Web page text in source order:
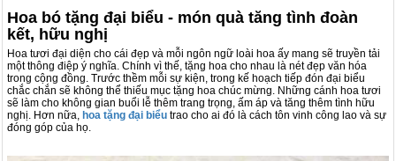
Hoa bó tặng đại biểu - món quà tăng tình đoàn
kết, hữu nghị
Hoa tươi đại diện cho cái đẹp và mỗi ngôn ngữ loài hoa ấy mang sẽ truyền tải
một thông điệp ý nghĩa. Chính vì thế, tặng hoa cho nhau là nét đẹp văn hóa
trong cộng đồng. Trước thềm mỗi sự kiện, trong kế hoạch tiếp đón đại biểu
chắc chắn sẽ không thể thiếu mục tặng hoa chúc mừng. Những cánh hoa tươi
sẽ làm cho không gian buổi lễ thêm trang trọng, ấm áp và tăng thêm tình hữu
nghị. Hơn nữa, hoa tặng đại biểu trao cho ai đó là cách tôn vinh công lao và sự
đóng góp của họ.